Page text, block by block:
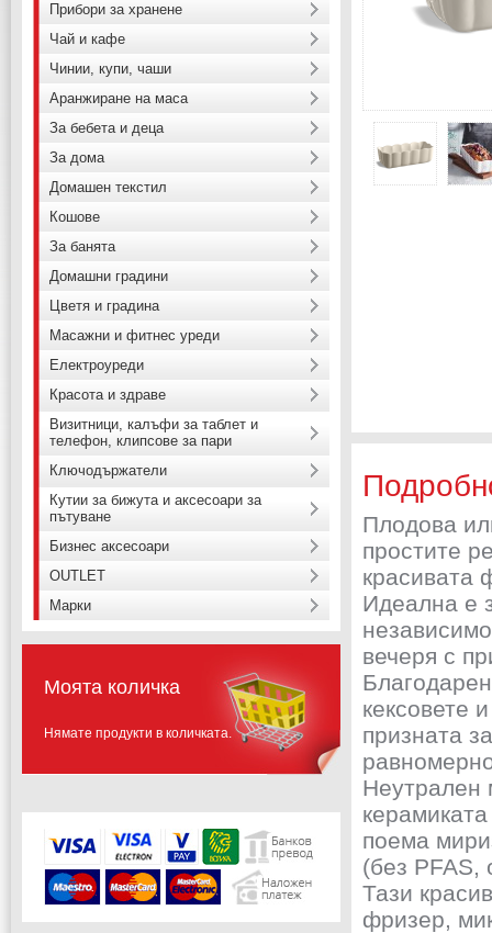
Плодова
простите
красивата
Идеална е
вечеря с
кексовете
призната
Неутрален
поема
(без PFAS,
Тази
фризер,
Прибори за хранене
Чай и кафе
Чинии, купи, чаши
Аранжиране на маса
За бебета и деца
За дома
Домашен текстил
Кошове
За банята
Домашни градини
Цветя и градина
Масажни и фитнес уреди
Електроуреди
Красота и здраве
Визитници, калъфи за таблет и
телефон, клипсове за пари
Ключодържатели
Кутии за бижута и аксесоари за
пътуване
Бизнес аксесоари
OUTLET
Марки
Моята количка
Нямате продукти в количката.